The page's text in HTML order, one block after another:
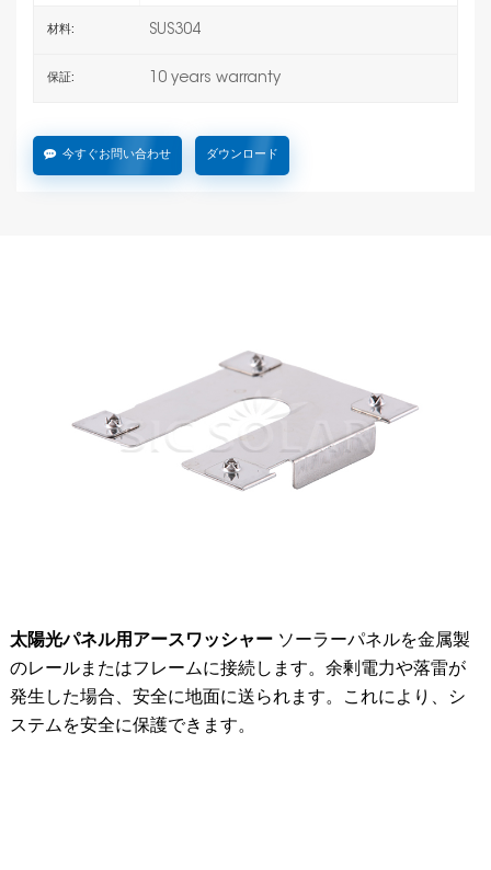
材料: SUS304
保証: 10 years warranty
今すぐお問い合わせ ダウンロード
太陽光パネル用アースワッシャー ソーラーパネルを金属製
のレールまたはフレームに接続します。余剰電力や落雷が
発生した場合、安全に地面に送られます。これにより、シ
ステムを安全に保護できます。